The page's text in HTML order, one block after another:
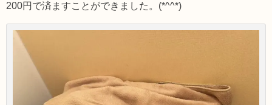
200円で済ますことができました。(*^^*)